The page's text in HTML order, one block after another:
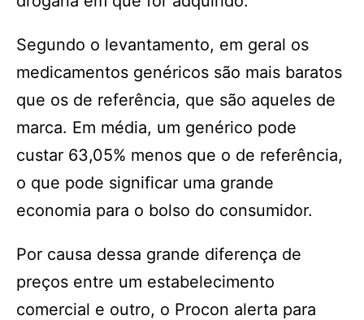
Segundo o levantamento, em geral os
medicamentos genéricos são mais baratos
que os de referência, que são aqueles de
marca. Em média, um genérico pode
custar 63,05% menos que o de referência,
o que pode significar uma grande
economia para o bolso do consumidor.
Por causa dessa grande diferença de
preços entre um estabelecimento
comercial e outro, o Procon alerta para